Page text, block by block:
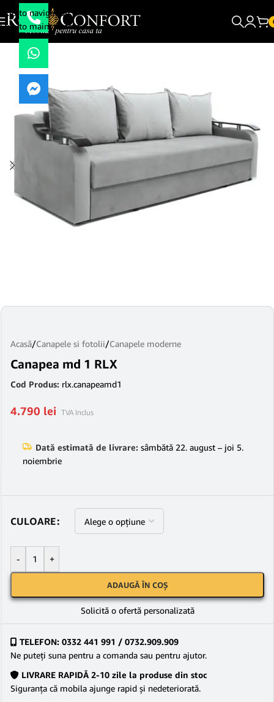
Skip to navigation
Skip to main content
Acasă/Canapele si fotolii/Canapele moderne
Canapea md 1 RLX
Cod Produs: rlx.canapeamd1
4.790 lei TVA Inclus
Dată estimată de livrare: sâmbătă 22. august – joi 5.
noiembrie
CULOARE
- +
ADAUGĂ ÎN COȘ
Solicită o ofertă personalizată
TELEFON: 0332 441 991 / 0732.909.909
Ne puteţi suna pentru a comanda sau pentru ajutor.
LIVRARE RAPIDĂ 2-10 zile la produse din stoc
Siguranţa că mobila ajunge rapid şi nedeteriorată.